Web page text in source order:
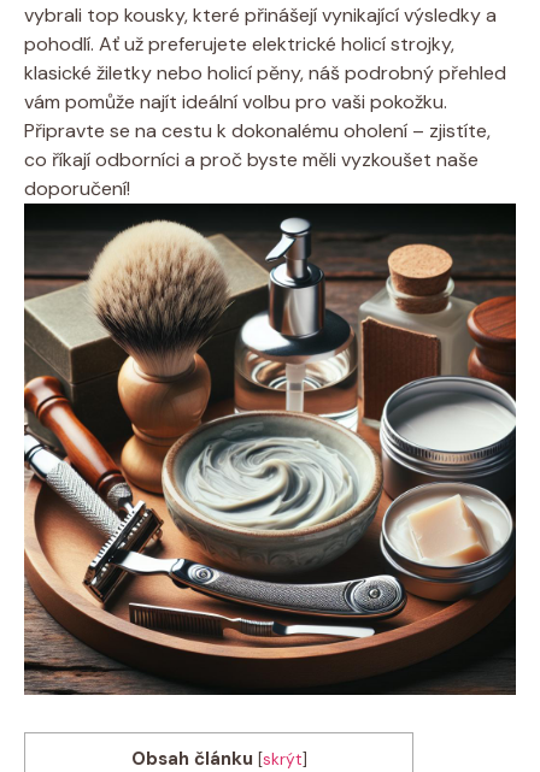
vybrali top kousky, které přinášejí vynikající výsledky a
pohodlí. Ať už preferujete elektrické holicí strojky,
klasické žiletky nebo holicí pěny, náš podrobný přehled
vám pomůže najít ideální volbu pro vaši pokožku.
Připravte se na cestu k dokonalému oholení – zjistíte,
co říkají odborníci a proč byste měli vyzkoušet naše
doporučení!
Obsah článku [skrýt]